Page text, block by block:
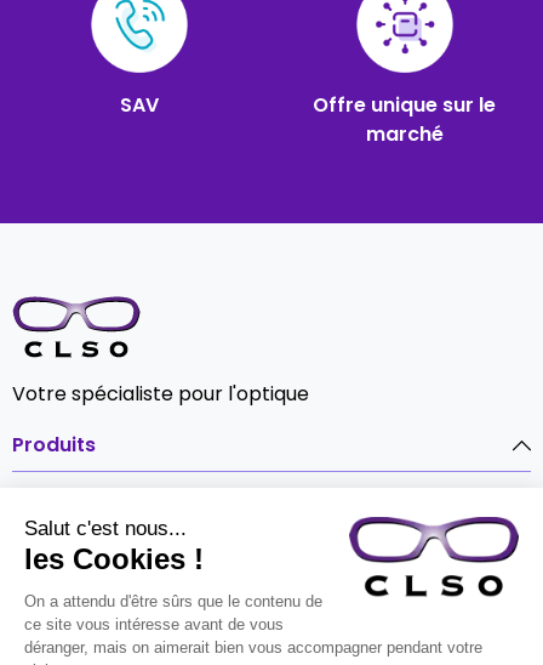
SAV
Offre unique sur le
marché
Votre spécialiste pour l'optique
Produits

Contact